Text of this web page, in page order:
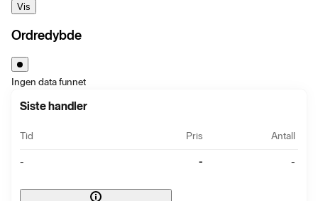
Vis
Ordredybde
Ingen data funnet
Siste handler
Tid Pris Antall
- - -